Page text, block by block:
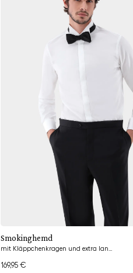
Hinzufügen
Smokinghemd
mit Kläppchenkragen und extra langem Arm Tailor Fit
169,95 €